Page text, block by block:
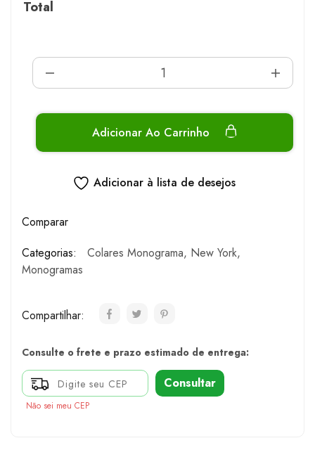
Total
Adicionar Ao Carrinho
Adicionar à lista de desejos
Comparar
Categorias:
Colares Monograma, New York,
Monogramas
Compartilhar:
Consulte o frete e prazo estimado de entrega:
Consultar
Não sei meu CEP